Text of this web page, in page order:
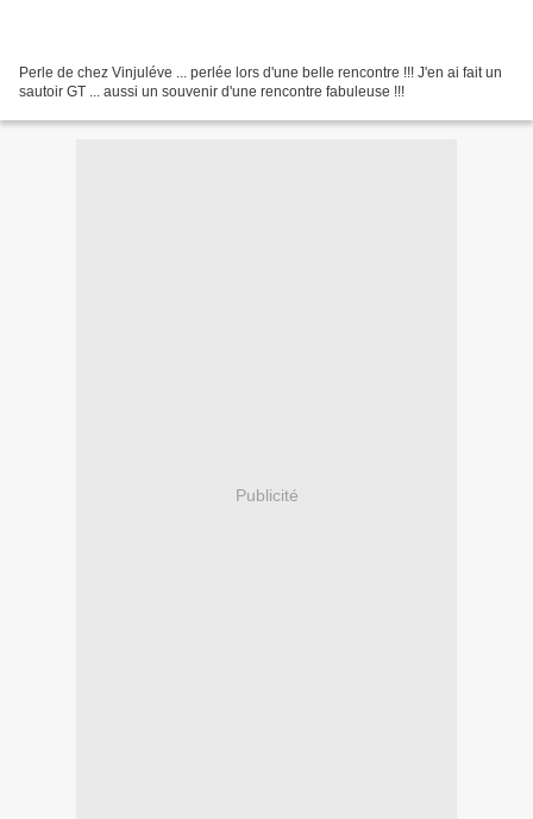
Perle de chez Vinjuléve ... perlée lors d'une belle rencontre !!! J'en ai fait un
sautoir GT ... aussi un souvenir d'une rencontre fabuleuse !!!
Publicité